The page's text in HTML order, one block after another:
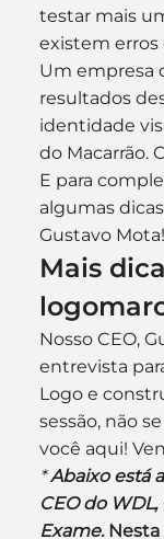
testar mais
existem erros
Um empresa
resultados
identidade
do Macarrão.
E para
algumas
Gustavo Mota!
Mais
Nosso CEO,
entrevista
Logo e
sessão, não
você aqui!
* Abaixo está
CEO do WDL,
Exame.